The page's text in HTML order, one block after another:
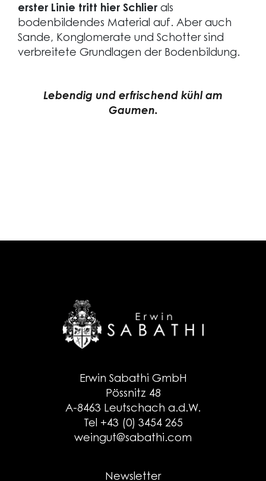
erster Linie tritt hier Schlier als
bodenbildendes Material auf. Aber auch
Sande, Konglomerate und Schotter sind
verbreitete Grundlagen der Bodenbildung.
Lebendig und erfrischend kühl am
Gaumen.
Erwin Sabathi GmbH
Pössnitz 48
A-8463 Leutschach a.d.W.
Tel +43 (0) 3454 265
weingut@sabathi.com
Newsletter